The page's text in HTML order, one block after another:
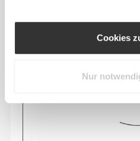
Cookies
Nur